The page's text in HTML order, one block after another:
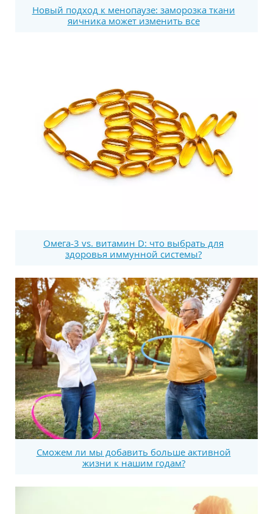
Новый подход к менопаузе: заморозка ткани
яичника может изменить все
Омега-3 vs. витамин D: что выбрать для
здоровья иммунной системы?
Сможем ли мы добавить больше активной
жизни к нашим годам?